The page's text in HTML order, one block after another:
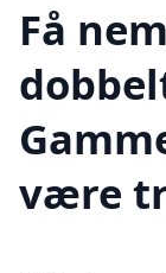
Få
være